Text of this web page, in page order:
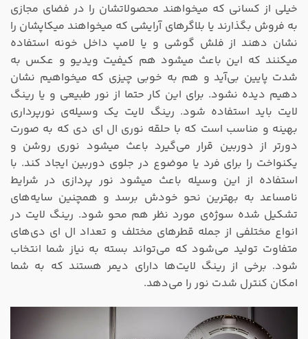
خیلی از کسانی که میخواهند محصولاتشان را در فضای مجازی
به فروش بگذارند یا بلاگرهای آرایشی که میخواهند میکاپشان را
نشان دهند از فلش گوشی و یا لامپ داخل خونه استفاده
میکنند که این باعث میشود هم کیفیت ویدیو و عکس به
شدت پایین بی‌آید و هم به خوبی چیزی که میخواهیم نشان
دهیم دیده نشود. برای این کار حتما از نور طبیعی و یا رینگ
لایت باید استفاده شود. رینگ لایت یک وسیله‌ی نورپرداری
بهینه و مناسب است که با حلقه نوری ال ای دی که به صورت
دورتر از دوربین قرار می‌گیرد باعث میشود نوری روشن و
یکنواخت را برای فرد یا موضوع در جلوی دوربین ایجاد کند. با
استفاده از این وسیله باعث میشود نور پردازی در شرایط
نامساعد به بهترین نحو خودش برسد و همچنین سایه‌های
تشکیل شده سوژه‌ی مورد نظر هم محو شود. رینگ لایت در
انواع مختلفی از جمله قطرهای مختلف و تعداد ال ای دی‌های
متفاوت تولید می‌شود که می‌تواند بسته به نیاز شما انتخاب
شود. برخی از رینگ لایت‌ها دارای دیمر هستند که به شما
امکان کنترل شدت نور را می‌دهد.